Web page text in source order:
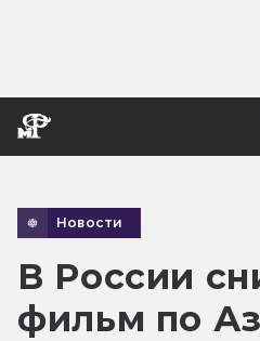
Новости
В России
фильм по